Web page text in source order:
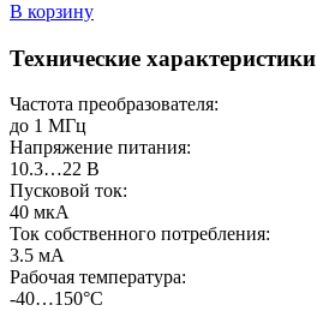
В корзину
Технические характеристики
Частота преобразователя:
до 1 МГц
Напряжение питания:
10.3…22 В
Пусковой ток:
40 мкА
Ток собственного потребления:
3.5 мА
Рабочая температура:
-40…150°С